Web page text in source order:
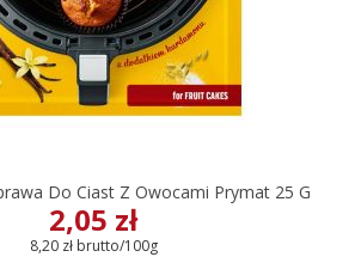
Do Ciast Z Owocami Prymat 25 G
2,05 zł
8,20 zł brutto/100g